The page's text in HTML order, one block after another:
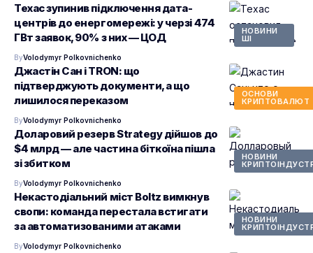
НОВИНИ
ШІ
Техас зупинив підключення дата-
центрів до енергомережі: у черзі 474
ГВт заявок, 90% з них — ЦОД
ByVolodymyr Polkovnichenko
ОСНОВИ
КРИПТОВАЛЮТ
Джастін Сан і TRON: що
підтверджують документи, а що
лишилося переказом
ByVolodymyr Polkovnichenko
НОВИНИ
Доларовий резерв Strategy дійшов до
$4 млрд — але частина біткоїна пішла
зі збитком
ByVolodymyr Polkovnichenko
НОВИНИ
Некастодіальний міст Boltz вимкнув
свопи: команда перестала встигати
за автоматизованими атаками
ByVolodymyr Polkovnichenko